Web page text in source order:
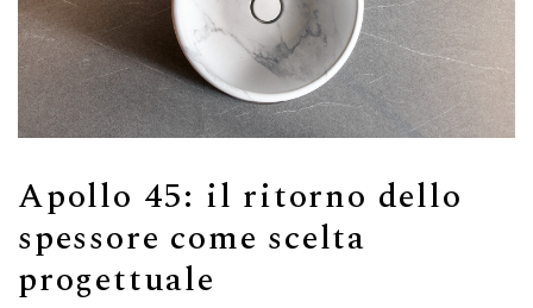
Apollo 45: il ritorno dello
spessore come scelta
progettuale